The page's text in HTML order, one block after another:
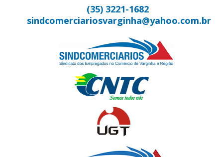
(35) 3221-1682
sindcomerciariosvarginha@yahoo.com.br